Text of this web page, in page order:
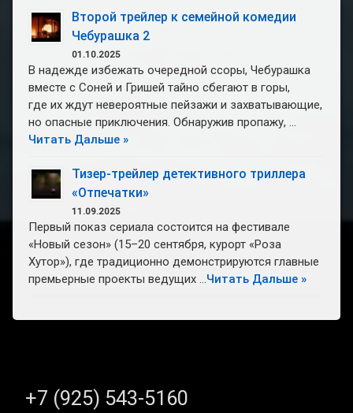
Второй трейлер к семейной комедии
Чебурашка 2
01.10.2025
В надежде избежать очередной ссоры, Чебурашка
вместе с Соней и Гришей тайно сбегают в горы,
где их ждут невероятные пейзажи и захватывающие,
но опасные приключения. Обнаружив пропажу, …
Читать Дальше »
Тизер-трейлер детективного триллера
«Отпечатки»
11.09.2025
Первый показ сериала состоится на фестивале
«Новый сезон» (15–20 сентября, курорт «Роза
Хутор»), где традиционно демонстрируются главные
премьерные проекты ведущих …Читать Дальше »
Тел:
+7 (925) 543-5160